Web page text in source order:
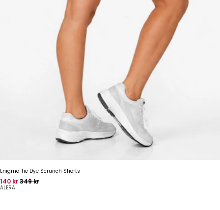
Enigma Tie Dye Scrunch Shorts
Pris
140 krOprindelig pris
349 kr
ALERA